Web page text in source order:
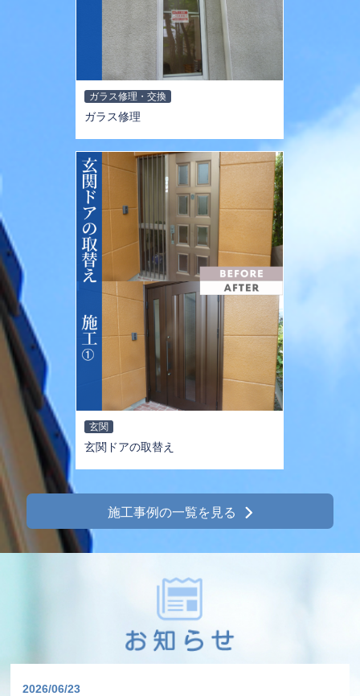
ガラス修理・交換
ガラス修理
玄関
玄関ドアの取替え
施工事例の一覧を見る
2026/06/23